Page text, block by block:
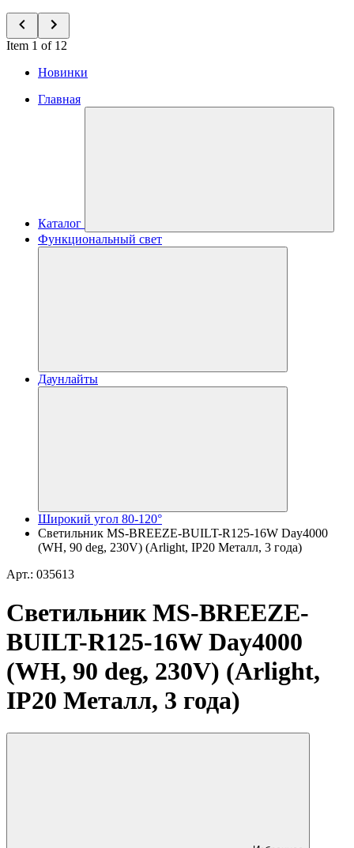
Item 1 of 12
Новинки
Главная
Каталог
Функциональный свет
Даунлайты
Широкий угол 80-120°
Светильник MS-BREEZE-BUILT-R125-16W Day4000
(WH, 90 deg, 230V) (Arlight, IP20 Металл, 3 года)
Арт.: 035613
Светильник MS-BREEZE-
BUILT-R125-16W Day4000
(WH, 90 deg, 230V) (Arlight,
IP20 Металл, 3 года)